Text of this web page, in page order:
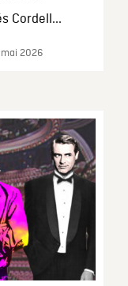
Cordell...
2026